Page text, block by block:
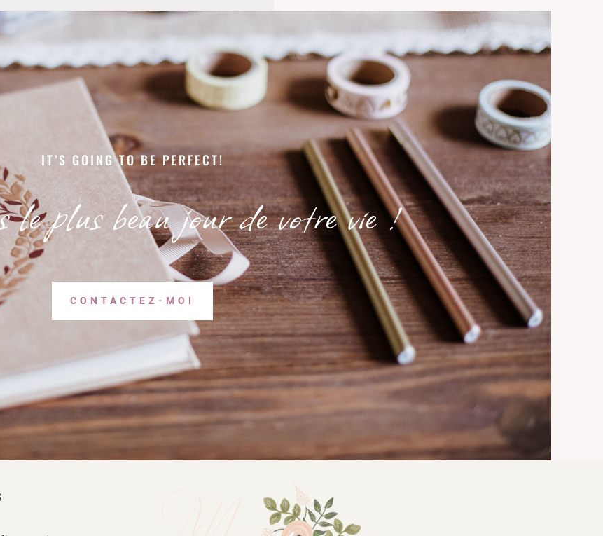
IT’S GOING TO BE PERFECT!
plus beau jour de votre vie !
CONTACTEZ-MOI